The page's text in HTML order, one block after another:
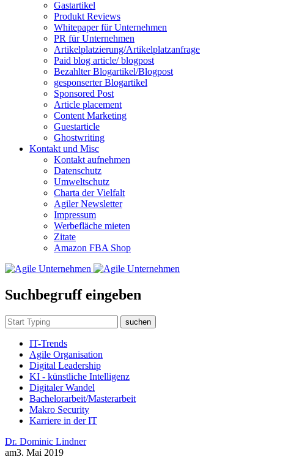
Gastartikel
Produkt Reviews
Whitepaper für Unternehmen
PR für Unternehmen
Artikelplatzierung/Artikelplatzanfrage
Paid blog article/ blogpost
Bezahlter Blogartikel/Blogpost
gesponserter Blogartikel
Sponsored Post
Article placement
Content Marketing
Guestarticle
Ghostwriting
Kontakt und Misc
Kontakt aufnehmen
Datenschutz
Umweltschutz
Charta der Vielfalt
Agiler Newsletter
Impressum
Werbefläche mieten
Zitate
Amazon FBA Shop
Suchbegruff eingeben
suchen
IT-Trends
Agile Organisation
Digital Leadership
KI - künstliche Intelligenz
Digitaler Wandel
Bachelorarbeit/Masterarbeit
Makro Security
Karriere in der IT
Dr. Dominic Lindner
am3. Mai 2019